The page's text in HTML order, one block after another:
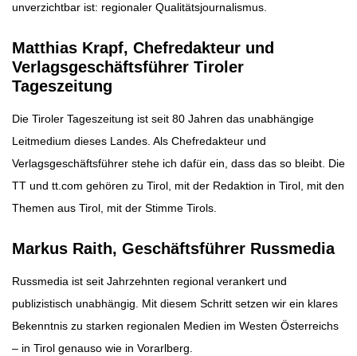
unverzichtbar ist: regionaler Qualitätsjournalismus.
Matthias Krapf, Chefredakteur und
Verlagsgeschäftsführer Tiroler
Tageszeitung
Die Tiroler Tageszeitung ist seit 80 Jahren das unabhängige
Leitmedium dieses Landes. Als Chefredakteur und
Verlagsgeschäftsführer stehe ich dafür ein, dass das so bleibt. Die
TT und tt.com gehören zu Tirol, mit der Redaktion in Tirol, mit den
Themen aus Tirol, mit der Stimme Tirols.
Markus Raith, Geschäftsführer Russmedia
Russmedia ist seit Jahrzehnten regional verankert und
publizistisch unabhängig. Mit diesem Schritt setzen wir ein klares
Bekenntnis zu starken regionalen Medien im Westen Österreichs
– in Tirol genauso wie in Vorarlberg.